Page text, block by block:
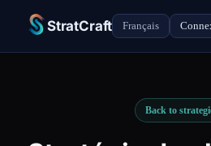
StratCraft Français
Back to